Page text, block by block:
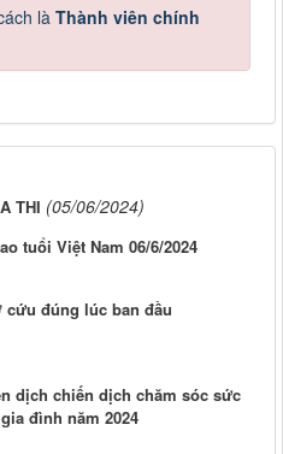
là Thành viên chính
THI (05/06/2024)
tuổi Việt Nam 06/6/2024
đúng lúc ban đầu
dịch chiến dịch chăm sóc sức
đình năm 2024